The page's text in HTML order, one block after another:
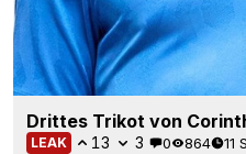
Drittes Trikot von
LEAK 13 3 0 864 11